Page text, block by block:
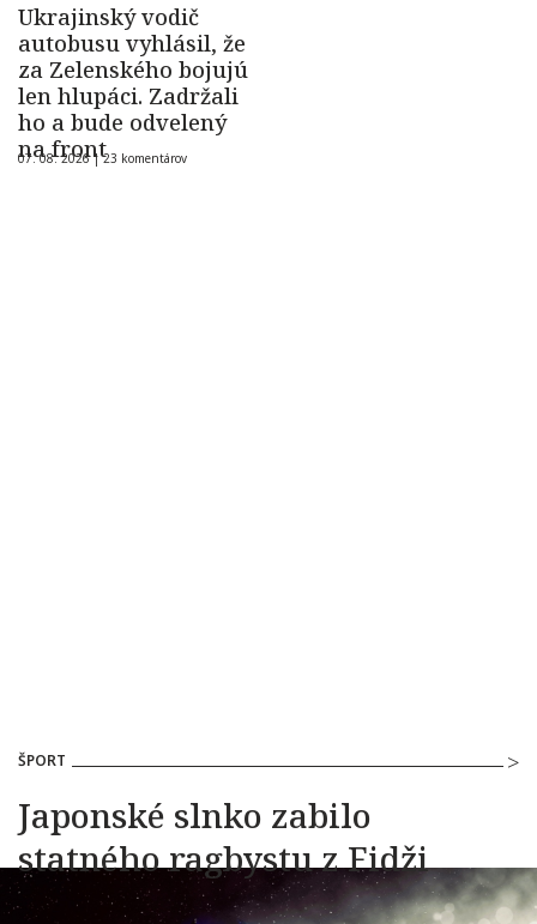
Ukrajinský vodič
autobusu vyhlásil, že
za Zelenského bojujú
len hlupáci. Zadržali
ho a bude odvelený
na front
07. 08. 2026 |23 komentárov
ŠPORT